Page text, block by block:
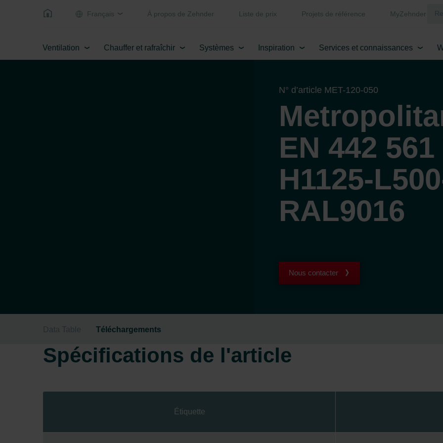
Français Á propos de Zehnder Liste de prix Projets de référence MyZehnder
Ventilation Chauffer et rafraîchir Systèmes Inspiration Services et connaissances
N° d’article MET-120-050
EN 442
H1125-
RAL9016
Nous contacter
Data Table Téléchargements
Spécifications de l'article
Étiquette